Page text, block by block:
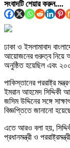
সংবাদটি শেয়ার করুন....
ঢাকা ও ইসলামাবাদ
আয়োজনের গুরুত্ব নিয়ে
অনুষ্ঠিত হয়েছিল এবং
পাকিস্তানের পররাষ্ট্র
ইমরান আহমেদ সিদ্দিকী
জসিম উদ্দিনের সঙ্গে
বিজ্ঞপ্তিতে জানানো
এতে আরও বলা হয়,
প্রধানমন্ত্রী ও